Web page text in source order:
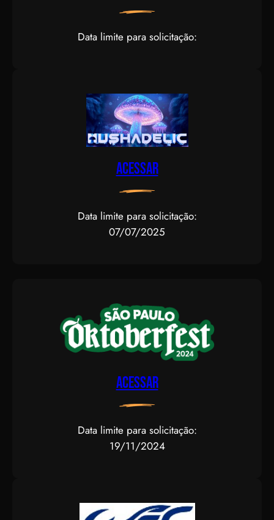
Data limite para solicitação:
Acessar
Data limite para solicitação:
07/07/2025
Acessar
Data limite para solicitação:
19/11/2024